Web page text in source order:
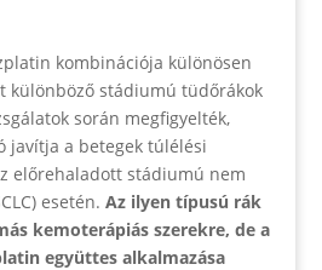
kombinációja különösen
különböző stádiumú tüdőrákok
során megfigyelték,
javítja a betegek túlélési
előrehaladott stádiumú nem
esetén. Az ilyen típusú rák
kemoterápiás szerekre, de a
együttes alkalmazása